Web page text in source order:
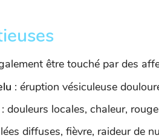
être touché par des
: éruption vésiculeuse
: douleurs locales, chaleur,
diffuses, fièvre, raideur de